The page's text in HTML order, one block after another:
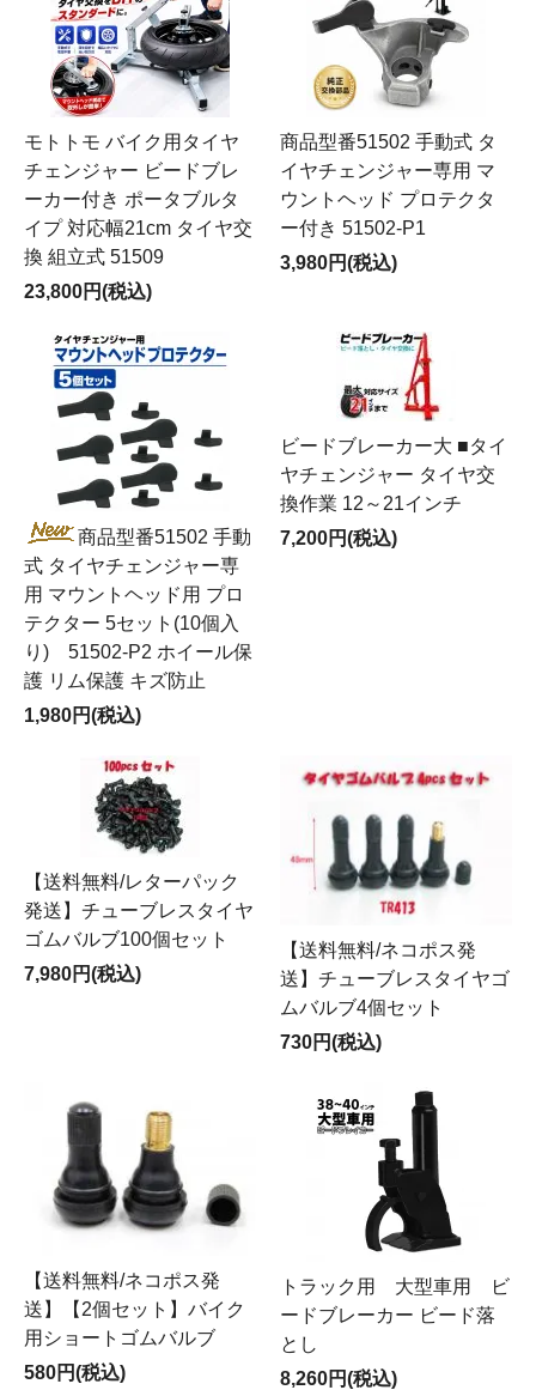
モトトモ バイク用タイヤ
チェンジャー ビードブレ
ーカー付き ポータブルタ
イプ 対応幅21cm タイヤ交
換 組立式 51509
23,800円(税込)
商品型番51502 手動式 タ
イヤチェンジャー専用 マ
ウントヘッド プロテクタ
ー付き 51502-P1
3,980円(税込)
商品型番51502 手動
式 タイヤチェンジャー専
用 マウントヘッド用 プロ
テクター 5セット(10個入
り) 51502-P2 ホイール保
護 リム保護 キズ防止
1,980円(税込)
ビードブレーカー大 ■タイ
ヤチェンジャー タイヤ交
換作業 12～21インチ
7,200円(税込)
【送料無料/レターパック
発送】チューブレスタイヤ
ゴムバルブ100個セット
7,980円(税込)
【送料無料/ネコポス発
送】チューブレスタイヤゴ
ムバルブ4個セット
730円(税込)
【送料無料/ネコポス発
送】【2個セット】バイク
用ショートゴムバルブ
580円(税込)
トラック用 大型車用 ビ
ードブレーカー ビード落
とし
8,260円(税込)